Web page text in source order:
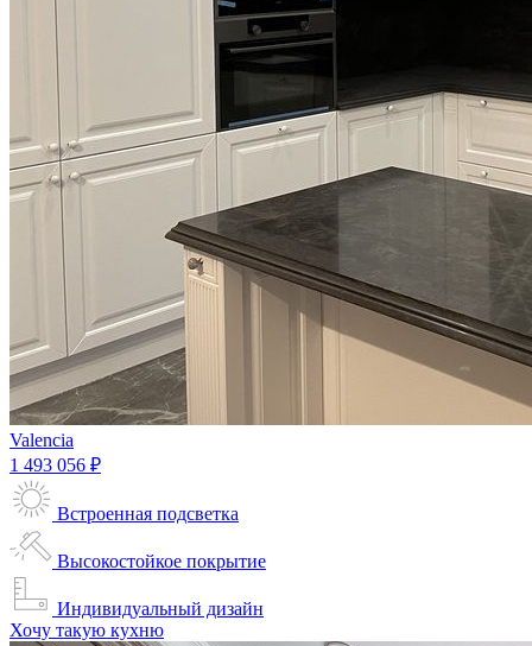
Valencia
1 493 056 ₽
Встроенная подсветка
Высокостойкое покрытие
Индивидуальный дизайн
Хочу такую кухню